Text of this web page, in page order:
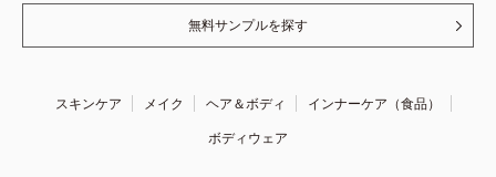
無料サンプルを探す
スキンケア メイク ヘア＆ボディ
インナーケア（食品）
ボディウェア